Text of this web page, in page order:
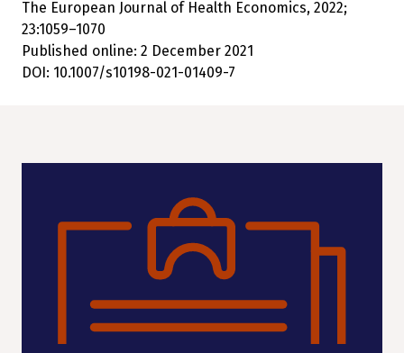
The European Journal of Health Economics, 2022;
23:1059–1070
Published online: 2 December 2021
DOI: 10.1007/s10198-021-01409-7